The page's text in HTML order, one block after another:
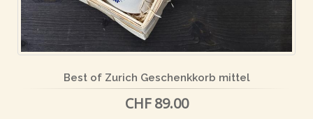
Best of Zurich Geschenkkorb mittel
CHF 89.00